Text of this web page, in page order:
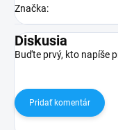
Značka:
Diskusia
Buďte prvý, kto napíše
Pridať komentár